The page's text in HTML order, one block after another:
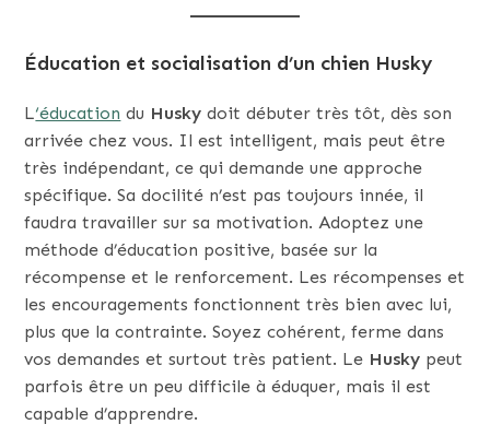
Éducation et socialisation d’un chien Husky
L‘éducation du Husky doit débuter très tôt, dès son
arrivée chez vous. Il est intelligent, mais peut être
très indépendant, ce qui demande une approche
spécifique. Sa docilité n’est pas toujours innée, il
faudra travailler sur sa motivation. Adoptez une
méthode d’éducation positive, basée sur la
récompense et le renforcement. Les récompenses et
les encouragements fonctionnent très bien avec lui,
plus que la contrainte. Soyez cohérent, ferme dans
vos demandes et surtout très patient. Le Husky peut
parfois être un peu difficile à éduquer, mais il est
capable d’apprendre.